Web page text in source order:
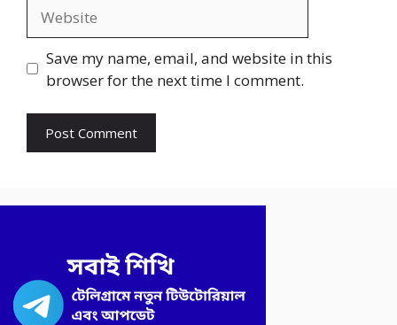
Save my name, email, and website in this
browser for the next time I comment.